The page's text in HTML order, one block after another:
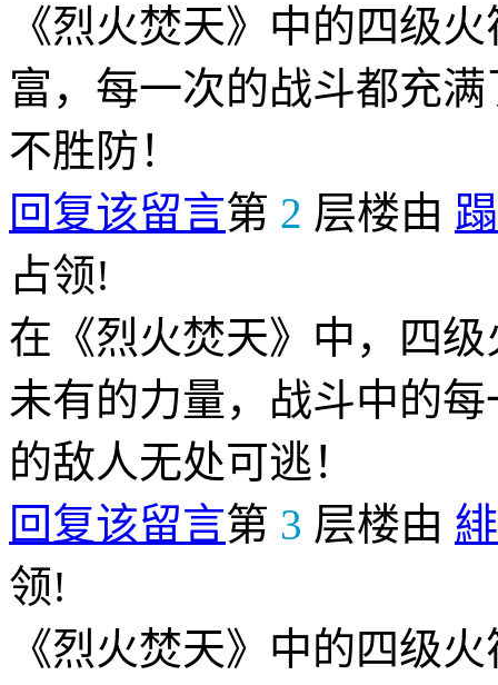
《烈火焚天》中的四级
富，每一次的战斗都充
不胜防！
回复该留言第 2 层楼由
占领!
在《烈火焚天》中，四
未有的力量，战斗中的
的敌人无处可逃！
回复该留言第 3 层楼由
领!
《烈火焚天》中的四级